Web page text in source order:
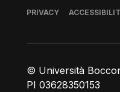
© Università
PI 03628350153
Piè di pagina
PRIVACY